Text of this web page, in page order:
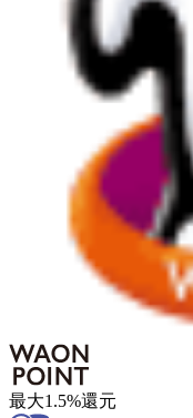
最大1.5%還元